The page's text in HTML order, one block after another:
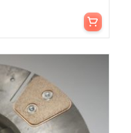
Aggiungi al carrello